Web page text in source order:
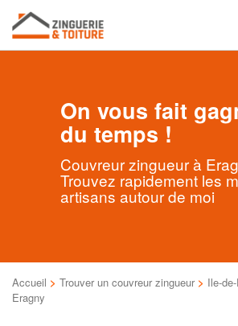
On vous fait
du temps !
Couvreur zingueur à
Trouvez rapidement les
artisans autour de moi
Accueil > Trouver un couvreur zingueur > Ile-
Eragny